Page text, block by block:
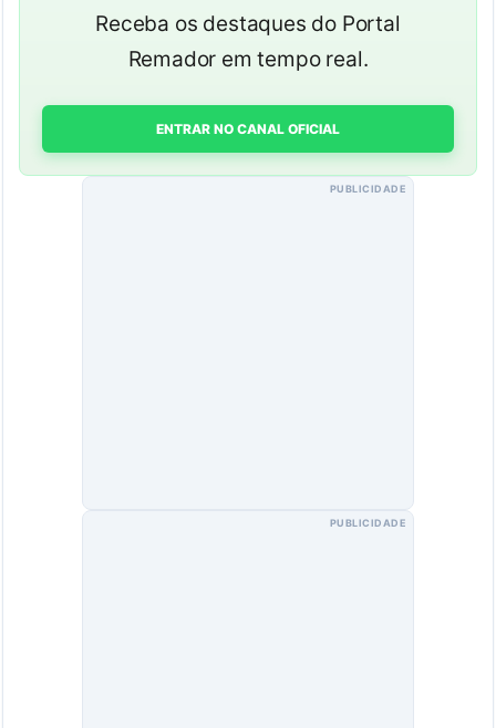
Receba os destaques do Portal
Remador em tempo real.
ENTRAR NO CANAL OFICIAL
PUBLICIDADE
PUBLICIDADE